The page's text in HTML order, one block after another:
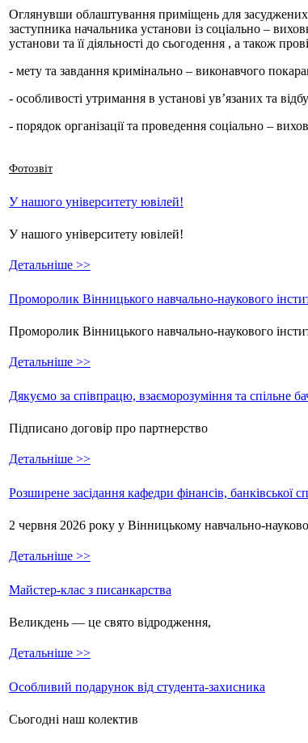
Оглянувши облаштування приміщень для
заступника начальника установи із соціально –
установи та її діяльності до сьогодення , а також
- мету та завдання кримінально – виконавчого
- особливості утримання в установі ув’язаних та
- порядок організації та проведення соціально –
Фотозвіт
У нашого університету ювілей!
У нашого університету ювілей!
Детальніше >>
Проморолик Вінницького навчально-наукового
Проморолик Вінницького навчально-наукового
Детальніше >>
Дякуємо за співпрацю, взаєморозуміння та спільне
Підписано договір про партнерство
Детальніше >>
Розширене засідання кафедри фінансів, банківської
2 червня 2026 року у Вінницькому навчально-
Детальніше >>
Майстер-клас з писанкарства
Великдень — це свято відродження,
Детальніше >>
Особливий подарунок від студента-захисника
Сьогодні наш колектив